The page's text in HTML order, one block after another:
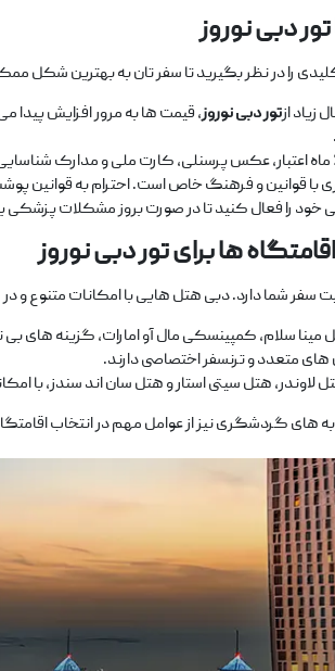
دبی نوروز
را در نظر بگیرید تا سفر تان به بهترین شکل
زیاد ازتور دبی نوروز، قیمت ‌ها به مرور افزایش پیدا
با قوانین و فرهنگ خاص است. احترام به قوانین
خود را فعال کنید تا در صورت بروز مشکلات پزشکی
ها برای تور دبی نوروز
شما دارد. دبی هتل ‌هایی با امکانات متنوع و
مینا سلام، کمپینسکی مال آو امارات، گزینه ‌های
متعدد و ترنسفر اختصاصی دارند.
لاوندر، هتل سیتی استار و هتل سان اند سندز، با
های گردشگری نیز از عوامل مهم در انتخاب